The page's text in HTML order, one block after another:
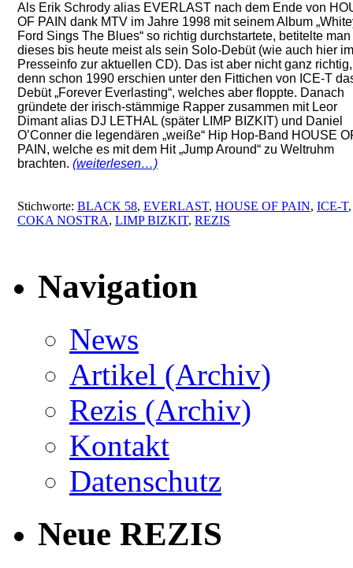
Als Erik Schrody alias EVERLAST nach dem Ende von
OF PAIN dank MTV im Jahre 1998 mit seinem Album
Ford Sings The Blues“ so richtig durchstartete, betitelte man
dieses bis heute meist als sein Solo-Debüt (wie auch hier im
Presseinfo zur aktuellen CD). Das ist aber nicht ganz richtig,
denn schon 1990 erschien unter den Fittichen von ICE-T
Debüt „Forever Everlasting“, welches aber floppte. Danach
gründete der irisch-stämmige Rapper zusammen mit Leor
Dimant alias DJ LETHAL (später LIMP BIZKIT) und Daniel
O’Conner die legendären „weiße“ Hip Hop-Band HOUSE
PAIN, welche es mit dem Hit „Jump Around“ zu Weltruhm
brachten. (weiterlesen…)
Stichworte: BLACK 58, EVERLAST, HOUSE OF PAIN, ICE-T
COKA NOSTRA, LIMP BIZKIT, REZIS
Navigation
News
Artikel (Archiv)
Rezis (Archiv)
Kontakt
Datenschutz
Neue REZIS